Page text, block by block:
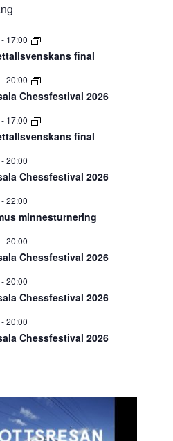
- 17:00
final
-20:00
Chessfestival 2026
- 17:00
final
-20:00
Chessfestival 2026
-22:00
minnesturnering
-20:00
Chessfestival 2026
-20:00
Chessfestival 2026
-20:00
Chessfestival 2026